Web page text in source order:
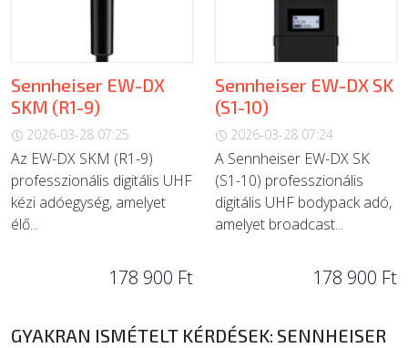
Sennheiser EW-DX
SKM (R1-9)
2026-03-28 07:25
Az EW-DX SKM (R1-9)
professzionális digitális UHF
kézi adóegység, amelyet
élő...
178 900 Ft
Sennheiser EW-DX SK
(S1-10)
2026-03-28 07:24
A Sennheiser EW-DX SK
(S1-10) professzionális
digitális UHF bodypack adó,
amelyet broadcast...
178 900 Ft
GYAKRAN ISMÉTELT KÉRDÉSEK: SENNHEISER